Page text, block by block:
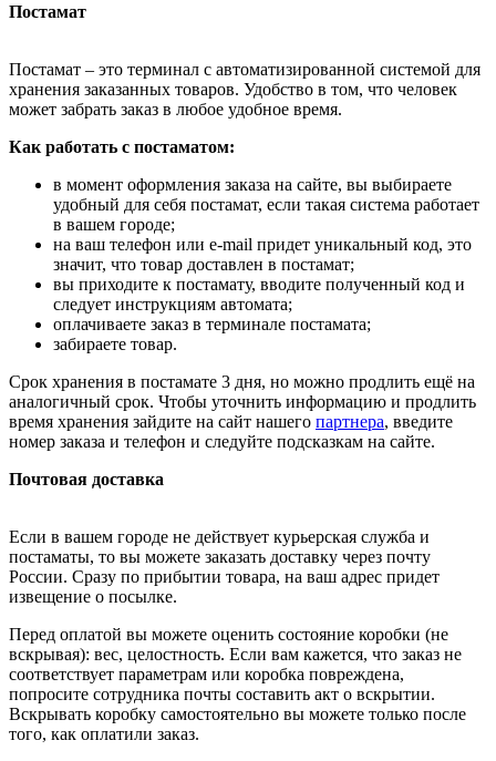
Постамат
Постамат – это терминал с автоматизированной системой для
хранения заказанных товаров. Удобство в том, что человек
может забрать заказ в любое удобное время.
Как работать с постаматом:
в момент оформления заказа на сайте, вы выбираете
удобный для себя постамат, если такая система работает
в вашем городе;
на ваш телефон или e-mail придет уникальный код, это
значит, что товар доставлен в постамат;
вы приходите к постамату, вводите полученный код и
следует инструкциям автомата;
оплачиваете заказ в терминале постамата;
забираете товар.
Срок хранения в постамате 3 дня, но можно продлить ещё на
аналогичный срок. Чтобы уточнить информацию и продлить
время хранения зайдите на сайт нашего партнера, введите
номер заказа и телефон и следуйте подсказкам на сайте.
Почтовая доставка
Если в вашем городе не действует курьерская служба и
постаматы, то вы можете заказать доставку через почту
России. Сразу по прибытии товара, на ваш адрес придет
извещение о посылке.
Перед оплатой вы можете оценить состояние коробки (не
вскрывая): вес, целостность. Если вам кажется, что заказ не
соответствует параметрам или коробка повреждена,
попросите сотрудника почты составить акт о вскрытии.
Вскрывать коробку самостоятельно вы можете только после
того, как оплатили заказ.